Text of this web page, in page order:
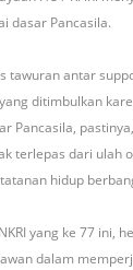
dasar Pancasila.
tawuran antar
ditimbulkan
Pancasila,
terlepas dari ulah
hidup
yang ke 77 ini,
dalam